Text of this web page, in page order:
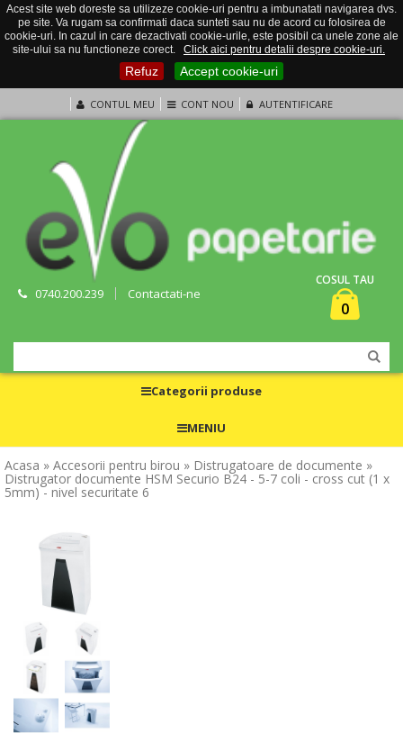
Acest site web doreste sa utilizeze cookie-uri pentru a imbunatati navigarea dvs.
pe site. Va rugam sa confirmati daca sunteti sau nu de acord cu folosirea de
cookie-uri. In cazul in care dezactivati cookie-urile, este posibil ca unele zone ale
site-ului sa nu functioneze corect.
Click aici pentru detalii despre cookie-uri.
Refuz Accept cookie-uri
CONTUL MEU CONT NOU AUTENTIFICARE
0740.200.239 Contactati-ne
COSUL TAU
0
Categorii produse
MENIU
Acasa » Accesorii pentru birou » Distrugatoare de documente »
Distrugator documente HSM Securio B24 - 5-7 coli - cross cut (1 x
5mm) - nivel securitate 6